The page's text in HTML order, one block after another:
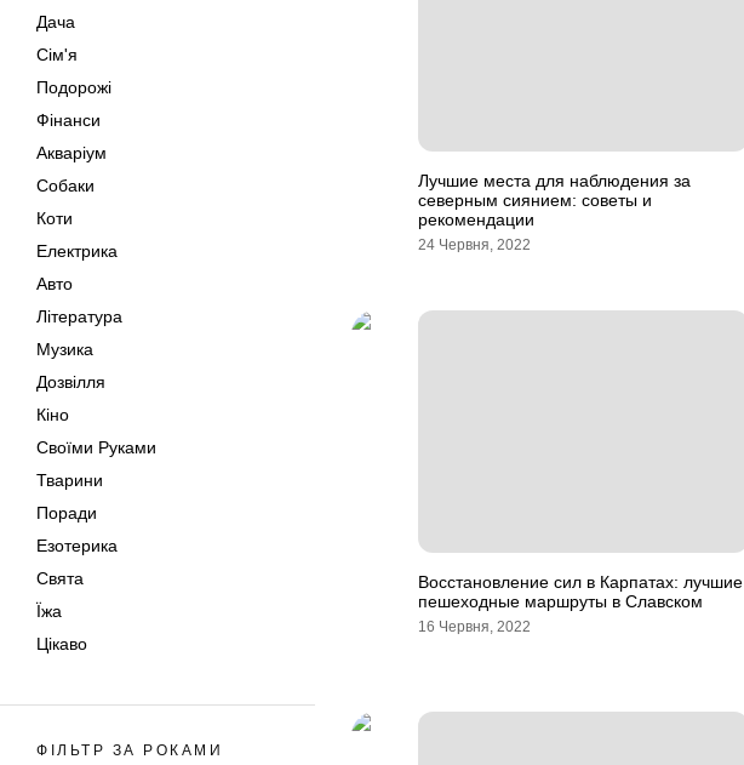
Дача
Сім'я
Подорожі
Фінанси
Акваріум
Собаки
Коти
Електрика
Авто
Література
Музика
Дозвілля
Кіно
Своїми Руками
Тварини
Поради
Езотерика
Свята
Їжа
Цікаво
ФІЛЬТР ЗА РОКАМИ
Лучшие места для наблюдения за
северным сиянием: советы и
рекомендации
24 Червня, 2022
Восстановление сил в Карпатах: лучшие
пешеходные маршруты в Славском
16 Червня, 2022